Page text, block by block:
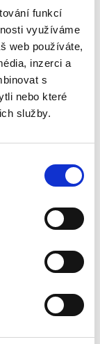
funkcí
využíváme
web používáte,
inzerci a
s
nebo které
služby.
pevně